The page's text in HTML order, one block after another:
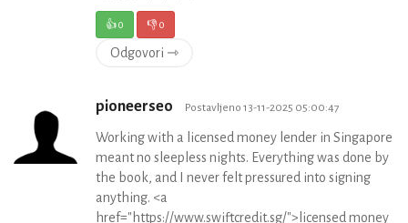
👍0 👎0
Odgovori ⇾
pioneerseo Postavljeno 13-11-2025 05:00:47
Working with a licensed money lender in Singapore
meant no sleepless nights. Everything was done by
the book, and I never felt pressured into signing
anything. <a
href="https://www.swiftcredit.sg/">licensed money